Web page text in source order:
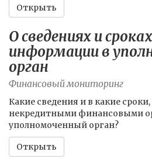
Открыть
О сведениях и
информации в
орган
Финансовый мониторинг
Какие сведения и в какие
некредитными финансовыми
уполномоченный орган?
Открыть